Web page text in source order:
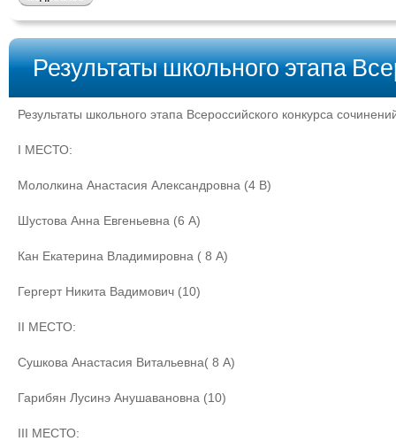
Результаты школьного этапа
Результаты школьного этапа Всероссийского конкурса
I МЕСТО:
Мололкина Анастасия Александровна (4 В)
Шустова Анна Евгеньевна (6 А)
Кан Екатерина Владимировна ( 8 А)
Гергерт Никита Вадимович (10)
II МЕСТО:
Сушкова Анастасия Витальевна( 8 А)
Гарибян Лусинэ Анушавановна (10)
III МЕСТО: